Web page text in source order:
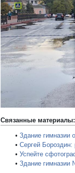
Предыдущий
Связанные материалы:
• Здание гимназии
• Сергей Бороздин:
• Успейте
• Здание гимназии